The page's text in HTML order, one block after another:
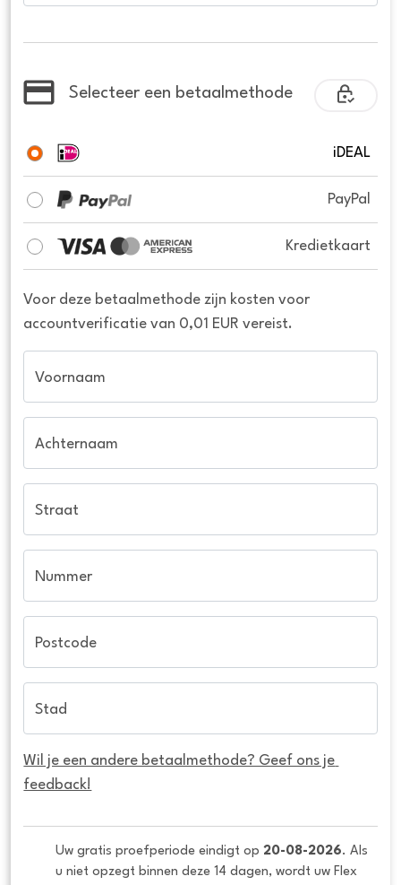
Selecteer een betaalmethode
iDEAL
PayPal
Kredietkaart
Voor deze betaalmethode zijn kosten voor
accountverificatie van 0,01 EUR vereist.
Voornaam
Achternaam
Straat
Nummer
Postcode
Stad
Wil je een andere betaalmethode? Geef ons je
feedback!
Uw gratis proefperiode eindigt op 20-08-2026. Als
u niet opzegt binnen deze 14 dagen, wordt uw Flex